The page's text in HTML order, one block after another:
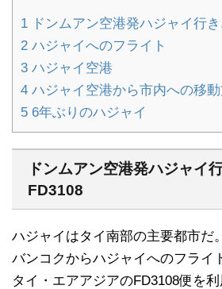
1 ドンムアン空港発ハジャイ行
2 ハジャイへのフライト
3 ハジャイ空港
4 ハジャイ空港から市内への移
5 6年ぶりのハジャイ
ドンムアン空港発ハジャイ
FD3108
ハジャイはタイ南部の主要都市だ。
バンコクからハジャイへのフライ
タイ・エアアジアのFD3108便を利